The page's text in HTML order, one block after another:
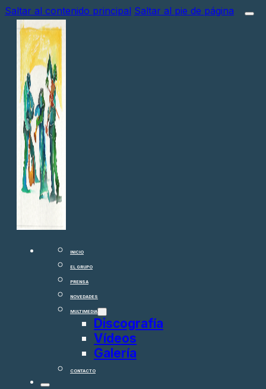
Saltar al contenido principal Saltar al pie de página
INICIO
EL GRUPO
PRENSA
NOVEDADES
MULTIMEDIA
Discografía
Vídeos
Galería
CONTACTO